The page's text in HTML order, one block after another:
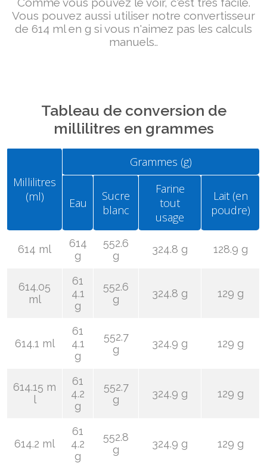
Vous pouvez aussi utiliser notre convertisseur
de 614 ml en g si vous n'aimez pas les calculs
manuels..
Tableau de conversion de
millilitres en grammes
Millilitres
(ml)
Grammes (g)
Eau
Sucre
blanc
Farine
tout
usage
Lait (en
poudre)
614 ml
614
g
552.6
g
324.8 g 128.9 g
614.05
ml
61
4.1
g
552.6
g
324.8 g 129 g
614.1 ml
61
4.1
g
552.7
g
324.9 g 129 g
614.15 m
l
61
4.2
g
552.7
g
324.9 g 129 g
614.2 ml
61
4.2
g
552.8
g
324.9 g 129 g